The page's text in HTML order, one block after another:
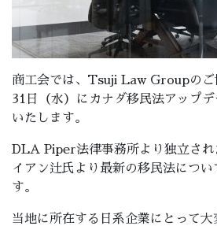
商工会では、Tsuji Law Groupのご
31日（水）にカナダ移民法アップ
いたします。
DLA Piper法律事務所より独立さ
イアン辻氏より最新の移民法につい
す。
当地に所在する日系企業にとって